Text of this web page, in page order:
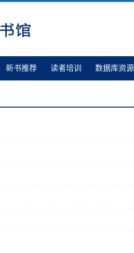
新书推荐 读者培训 数据库资源